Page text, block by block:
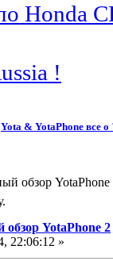
Honda
!
Yota & YotaPhone все
обзор
YotaPhone 2
22:06:12 »